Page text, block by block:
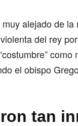
alejado de
del rey
el obispo
tan